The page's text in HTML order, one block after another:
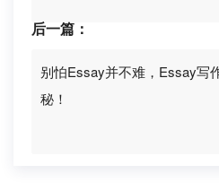
后一篇：
别怕Essay并不难，Essay写
秘！